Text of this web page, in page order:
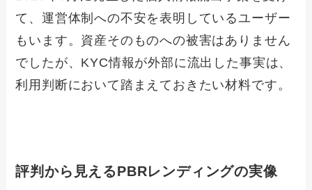
て、運営体制への不安を表明しているユーザー
もいます。資産そのものへの被害はありません
でしたが、KYC情報が外部に流出した事実は、
利用判断において踏まえておきたい材料です。
評判から見えるPBRレンディングの実像